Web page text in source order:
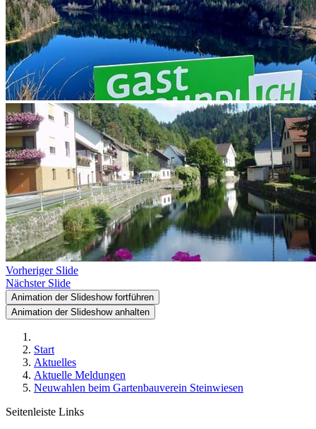
Vorheriger Slide
Nächster Slide
Animation der Slideshow fortführen
Animation der Slideshow anhalten
Start
Aktuelles
Aktuelle Meldungen
Neuwahlen beim Gartenbauverein Steinwiesen
Seitenleiste Links